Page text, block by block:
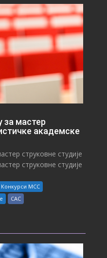
за мастер
академске
струковне студије
струковне студије
Конкурси МСС
САС